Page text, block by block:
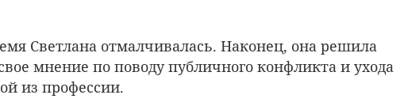
Светлана отмалчивалась. Наконец, она решила
мнение по поводу публичного конфликта и ухода
из профессии.